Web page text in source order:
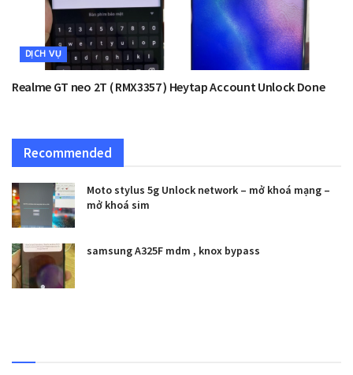
DỊCH VỤ
Realme GT neo 2T ( RMX3357 ) Heytap Account Unlock Done
Recommended
Moto stylus 5g Unlock network – mở khoá mạng –
mở khoá sim
samsung A325F mdm , knox bypass